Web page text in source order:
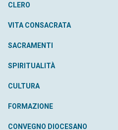
CLERO
VITA CONSACRATA
SACRAMENTI
SPIRITUALITÀ
CULTURA
FORMAZIONE
CONVEGNO DIOCESANO